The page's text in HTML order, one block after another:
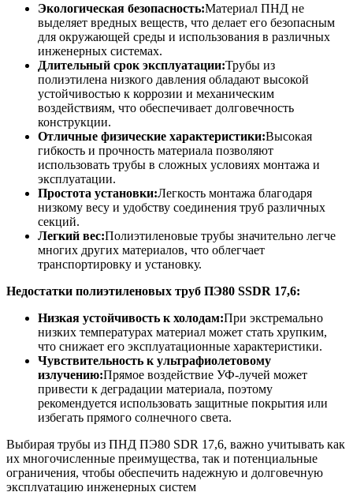
Экологическая безопасность:Материал ПНД не
выделяет вредных веществ, что делает его безопасным
для окружающей среды и использования в различных
инженерных системах.
Длительный срок эксплуатации:Трубы из
полиэтилена низкого давления обладают высокой
устойчивостью к коррозии и механическим
воздействиям, что обеспечивает долговечность
конструкции.
Отличные физические характеристики:Высокая
гибкость и прочность материала позволяют
использовать трубы в сложных условиях монтажа и
эксплуатации.
Простота установки:Легкость монтажа благодаря
низкому весу и удобству соединения труб различных
секций.
Легкий вес:Полиэтиленовые трубы значительно легче
многих других материалов, что облегчает
транспортировку и установку.
Недостатки полиэтиленовых труб ПЭ80 SSDR 17,6:
Низкая устойчивость к холодам:При экстремально
низких температурах материал может стать хрупким,
что снижает его эксплуатационные характеристики.
Чувствительность к ультрафиолетовому
излучению:Прямое воздействие УФ-лучей может
привести к деградации материала, поэтому
рекомендуется использовать защитные покрытия или
избегать прямого солнечного света.
Выбирая трубы из ПНД ПЭ80 SDR 17,6, важно учитывать как
их многочисленные преимущества, так и потенциальные
ограничения, чтобы обеспечить надежную и долговечную
эксплуатацию инженерных систем